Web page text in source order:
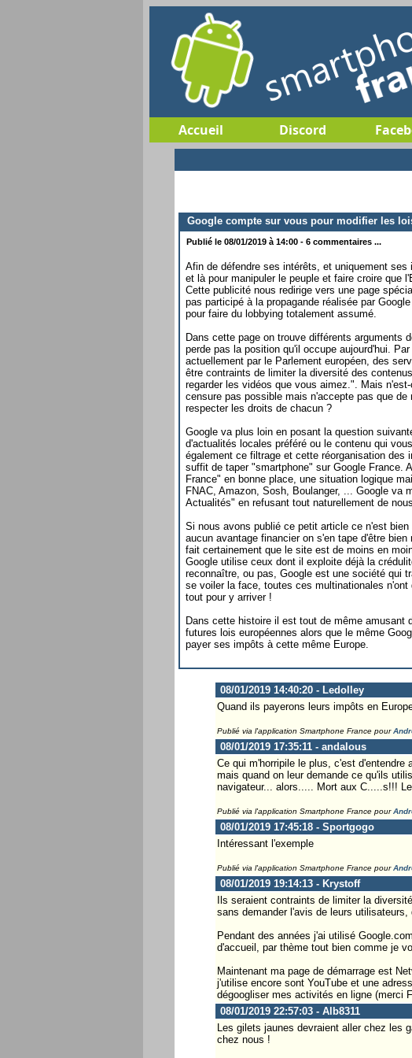
Accueil Discord
Google compte sur vous pour modifier les
Publié le 08/01/2019 à 14:00 - 6 commentaires ...
Afin de défendre ses intérêts, et uniquement
et là pour manipuler le peuple et faire croire que
Cette publicité nous redirige vers une page
pas participé à la propagande réalisée par
pour faire du lobbying totalement assumé.
Dans cette page on trouve différents arguments
perde pas la position qu'il occupe aujourd'hui.
actuellement par le Parlement européen, des
être contraints de limiter la diversité des
regarder les vidéos que vous aimez.". Mais
censure pas possible mais n'accepte pas que
respecter les droits de chacun ?
Google va plus loin en posant la question
d'actualités locales préféré ou le contenu qui
également ce filtrage et cette réorganisation
suffit de taper "smartphone" sur Google France.
France" en bonne place, une situation logique
FNAC, Amazon, Sosh, Boulanger, ... Google va
Actualités" en refusant tout naturellement de
Si nous avons publié ce petit article ce n'est
aucun avantage financier on s'en tape d'être
fait certainement que le site est de moins en
Google utilise ceux dont il exploite déjà la
reconnaître, ou pas, Google est une société qui
se voiler la face, toutes ces multinationales
tout pour y arriver !
Dans cette histoire il est tout de même amusant
futures lois européennes alors que le même
payer ses impôts à cette même Europe.
08/01/2019 14:40:20 - Ledolley
Quand ils payerons leurs impôts en
Publié via l'application Smartphone France pour
08/01/2019 17:35:11 - andalous
Ce qui m'horripile le plus, c'est d'entendre
mais quand on leur demande ce qu'ils
navigateur... alors..... Mort aux C.....s!!!
Publié via l'application Smartphone France pour
08/01/2019 17:45:18 - Sportgogo
Intéressant l'exemple
Publié via l'application Smartphone France pour
08/01/2019 19:14:13 - Krystoff
Ils seraient contraints de limiter la
sans demander l'avis de leurs
Pendant des années j'ai utilisé
d'accueil, par thème tout bien comme je
Maintenant ma page de démarrage est
j'utilise encore sont YouTube et une
dégoogliser mes activités en ligne (merci
08/01/2019 22:57:03 - Alb8311
Les gilets jaunes devraient aller chez les
chez nous !